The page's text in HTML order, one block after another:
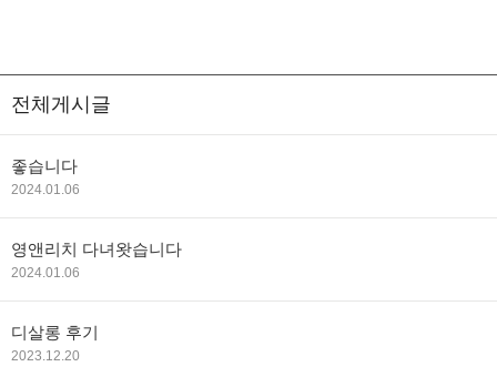
전체게시글
좋습니다
2024.01.06
영앤리치 다녀왓습니다
2024.01.06
디살롱 후기
2023.12.20